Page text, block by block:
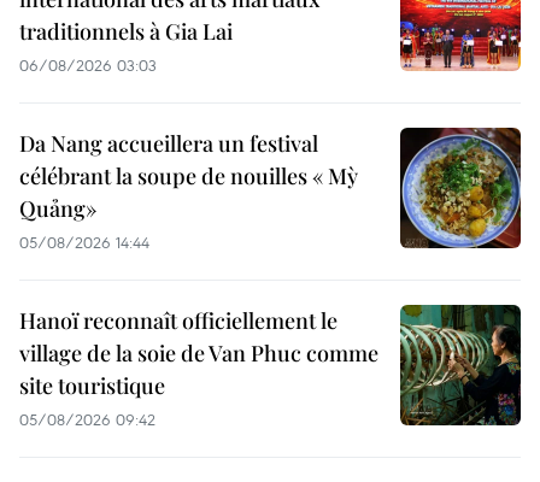
traditionnels à Gia Lai
06/08/2026 03:03
Da Nang accueillera un festival
célébrant la soupe de nouilles « Mỳ
Quảng»
05/08/2026 14:44
Hanoï reconnaît officiellement le
village de la soie de Van Phuc comme
site touristique
05/08/2026 09:42